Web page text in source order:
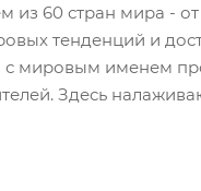
из 60 стран мира -
тенденций и
с мировым именем
Здесь